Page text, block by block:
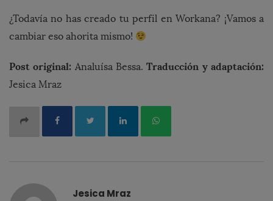
¿Todavía no has creado tu perfil en Workana? ¡Vamos a
cambiar eso ahorita mismo!
Post original: Analuísa Bessa. Traducción y adaptación:
Jesica Mraz
Jesica Mraz